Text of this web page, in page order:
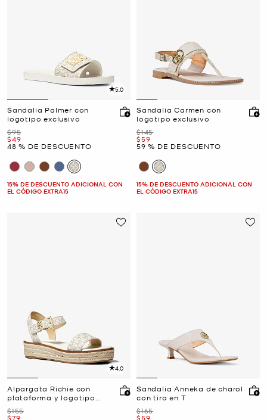
5.0
Sandalia Palmer con
logotipo exclusivo
Era
$95
Ahora
$49
48 % DE DESCUENTO
15% DE DESCUENTO ADICIONAL CON
EL CÓDIGO EXTRA15
Sandalia Carmen con
logotipo exclusivo
Era
$145
Ahora
$59
59 % DE DESCUENTO
15% DE DESCUENTO ADICIONAL CON
EL CÓDIGO EXTRA15
4.0
Alpargata Richie con
plataforma y logotipo
exclusivo
Era
$155
Ahora
$79
Sandalia Anneka de charol
con tira en T
Era
$165
Ahora
$59